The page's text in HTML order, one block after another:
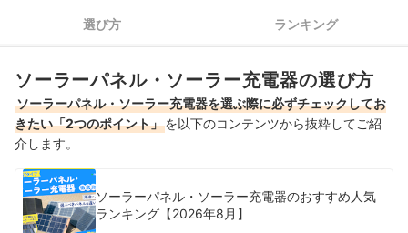
選び方 ランキング
ソーラーパネル・ソーラー充電器の選び方
ソーラーパネル・ソーラー充電器を選ぶ際に必ずチェックしてお
きたい「2つのポイント」を以下のコンテンツから抜粋してご紹
介します。
ソーラーパネル・ソーラー充電器のおすすめ人気
ランキング【2026年8月】